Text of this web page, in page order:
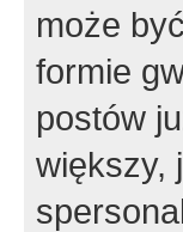
może
formie
postów
większy,